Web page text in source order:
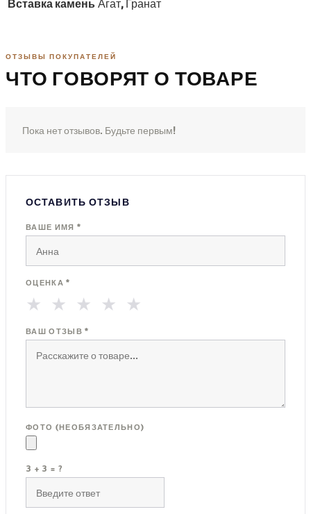
ОТЗЫВЫ ПОКУПАТЕЛЕЙ
ЧТО ГОВОРЯТ О ТОВАРЕ
Пока нет отзывов. Будьте первым!
ОСТАВИТЬ ОТЗЫВ
ВАШЕ ИМЯ *
ОЦЕНКА *
★ ★ ★ ★ ★
ВАШ ОТЗЫВ *
ФОТО (НЕОБЯЗАТЕЛЬНО)
3 + 3 = ?